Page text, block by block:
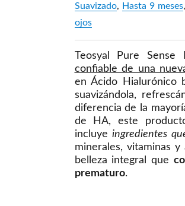
Teosyal Pure
confiable de una
en Ácido Hialurónico
suavizándola,
diferencia de la
de HA, este
incluyeingredientes
minerales, vitaminas
belleza integral que
prematuro.
Suavizado, Hasta 9 meses,
ojos